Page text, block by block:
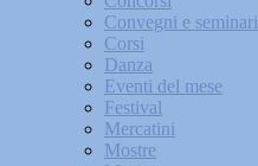
Convegni e seminari
Corsi
Danza
Eventi del mese
Festival
Mercatini
Mostre